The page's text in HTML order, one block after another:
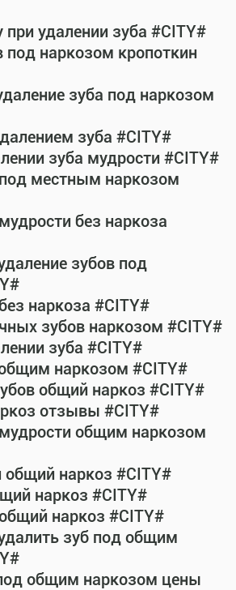
при удалении зуба #CITY#
под наркозом кропоткин
зуба под наркозом
зуба #CITY#
зуба мудрости #CITY#
местным наркозом
без наркоза
зубов под
наркоза #CITY#
зубов наркозом #CITY#
зуба #CITY#
наркозом #CITY#
общий наркоз #CITY#
отзывы #CITY#
общим наркозом
наркоз #CITY#
наркоз #CITY#
наркоз #CITY#
зуб под общим
общим наркозом цены